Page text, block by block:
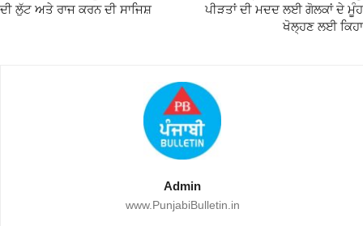
ਦੀ ਲੁੱਟ ਅਤੇ ਰਾਜ ਕਰਨ ਦੀ ਸਾਜਿਸ਼
ਪੀੜਤਾਂ ਦੀ ਮਦਦ ਲਈ ਗੋਲਕਾਂ ਦੇ ਮੂੰਹ
ਖੋਲ੍ਹਣ ਲਈ ਕਿਹਾ
Admin
www.PunjabiBulletin.in